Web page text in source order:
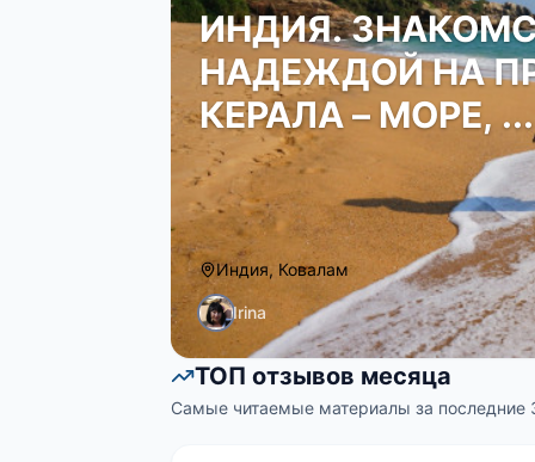
ИНДИЯ.
НАДЕЖДОЙ НА
КЕРАЛА – МОРЕ, ...
Индия, Ковалам
Irina
ТОП отзывов месяца
Самые читаемые материалы за последние